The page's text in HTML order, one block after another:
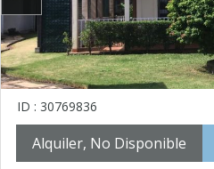
ID : 30769836
Alquiler, No Disponible